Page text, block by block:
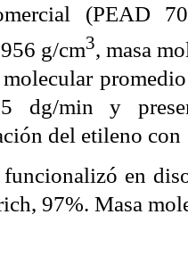
(PEAD
g/cm3, masa
molecular
dg/min y
del etileno con
en
97%. Masa